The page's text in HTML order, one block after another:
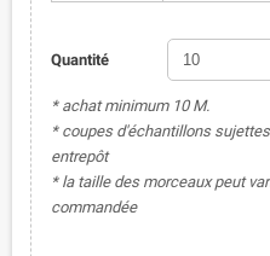
Quantité
* achat minimum 10 M.
* coupes d'échantillons
entrepôt
* la taille des morceaux peut
commandée